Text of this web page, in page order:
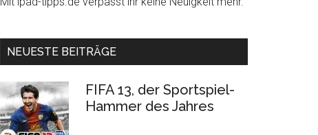
NEUESTE BEITRÄGE
FIFA 13, der Sportspiel-
Hammer des Jahres